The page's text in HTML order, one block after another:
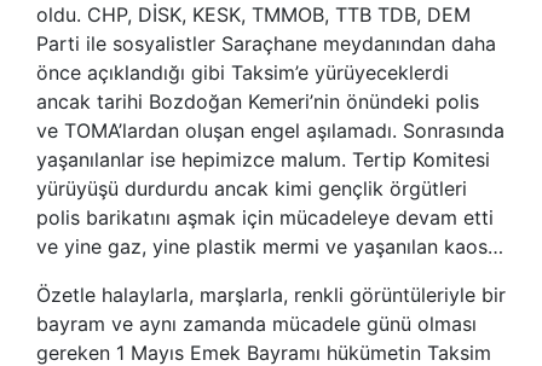
oldu. CHP, DİSK, KESK, TMMOB, TTB TDB, DEM
Parti ile sosyalistler Saraçhane meydanından daha
önce açıklandığı gibi Taksim’e yürüyeceklerdi
ancak tarihi Bozdoğan Kemeri’nin önündeki polis
ve TOMA’lardan oluşan engel aşılamadı. Sonrasında
yaşanılanlar ise hepimizce malum. Tertip Komitesi
yürüyüşü durdurdu ancak kimi gençlik örgütleri
polis barikatını aşmak için mücadeleye devam etti
ve yine gaz, yine plastik mermi ve yaşanılan kaos…
Özetle halaylarla, marşlarla, renkli görüntüleriyle bir
bayram ve aynı zamanda mücadele günü olması
gereken 1 Mayıs Emek Bayramı hükümetin Taksim